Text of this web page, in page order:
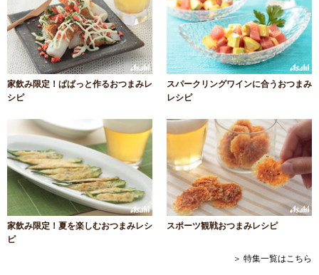
家飲み限定！ぱぱっと作るおつまみレ
シピ
スパークリングワインに合うおつまみ
レシピ
家飲み限定！夏を楽しむおつまみレシ
ピ
スポーツ観戦おつまみレシピ
＞ 特集一覧はこちら